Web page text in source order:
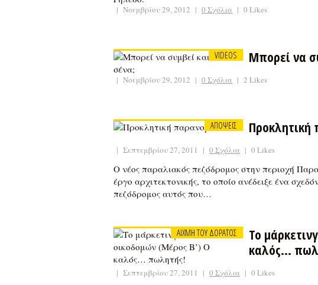
| Νοεμβρίου 29, 2012 | 0 Σχόλια | 0 Likes
VIDEOS Μπορεί να
| Νοεμβρίου 29, 2012 | 0 Σχόλια | 2 Likes
ΑΠΟΨΕΙΣ Προκλητική
| Σεπτεμβρίου 27, 2011 | 0 Σχόλια | 0 Likes
Ο νέος παραλιακός πεζόδρομος στην περιοχή
έργο αρχιτεκτονικής, το οποίο ανέδειξε ένα
πεζόδρομος αυτός που…
ΑΙΧΜΗ ΤΟΥ ΔΟΡΑΤΟΣ
Το
καλός…
| Σεπτεμβρίου 27, 2011 | 0 Σχόλια | 0 Likes